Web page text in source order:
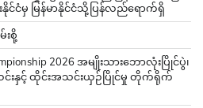
ငံမှ မြန်မာနိုင်ငံသို့ပြန်လည်ရောက်ရှိ
းစို့
2026 အမျိုးသားဘောလုံးပြိုင်ပွဲ၊
းနှင့် ထိုင်းအသင်းယှဉ်ပြိုင်မှု တိုက်ရိုက်